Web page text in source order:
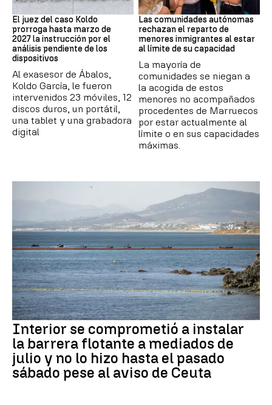
Caso Koldo
El juez del caso Koldo
prorroga hasta marzo de
2027 la instrucción por el
análisis pendiente de los
dispositivos
Al exasesor de Ábalos,
Koldo García, le fueron
intervenidos 23 móviles, 12
discos duros, un portátil,
una tablet y una grabadora
digital
Crisis Migratoria
Las comunidades autónomas
rechazan el reparto de
menores inmigrantes al estar
al límite de su capacidad
La mayoría de
comunidades se niegan a
la acogida de estos
menores no acompañados
procedentes de Marruecos
por estar actualmente al
límite o en sus capacidades
máximas.
Interior se comprometió a instalar
la barrera flotante a mediados de
julio y no lo hizo hasta el pasado
sábado pese al aviso de Ceuta